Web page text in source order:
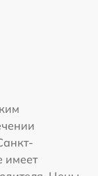
имеет